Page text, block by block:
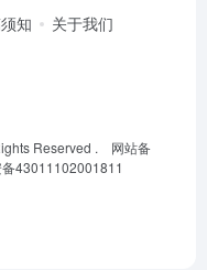
知
关于我们
Reserved . 网站备
43011102001811